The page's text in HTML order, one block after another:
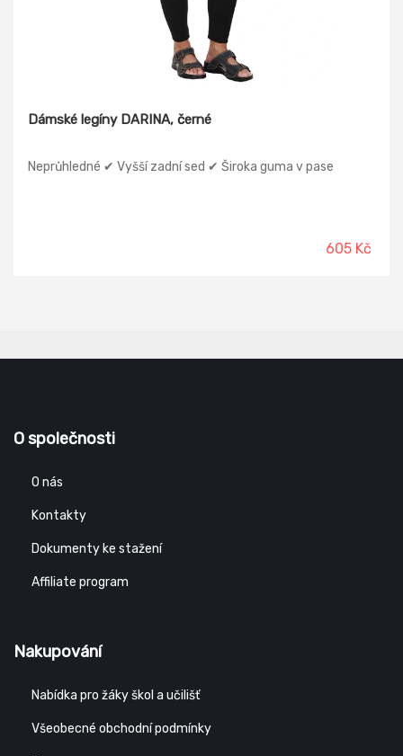
Dámské legíny DARINA, černé
Neprůhledné ✔ Vyšší zadní sed ✔ Široka guma v pase
605 Kč
O společnosti
O nás
Kontakty
Dokumenty ke stažení
Affiliate program
Nakupování
Nabídka pro žáky škol a učilišť
Všeobecné obchodní podmínky